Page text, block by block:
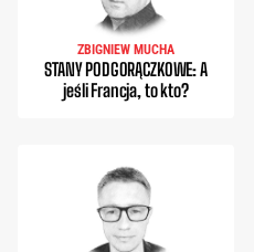
ZBIGNIEW MUCHA
STANY PODGORĄCZKOWE: A
jeśli Francja, to kto?